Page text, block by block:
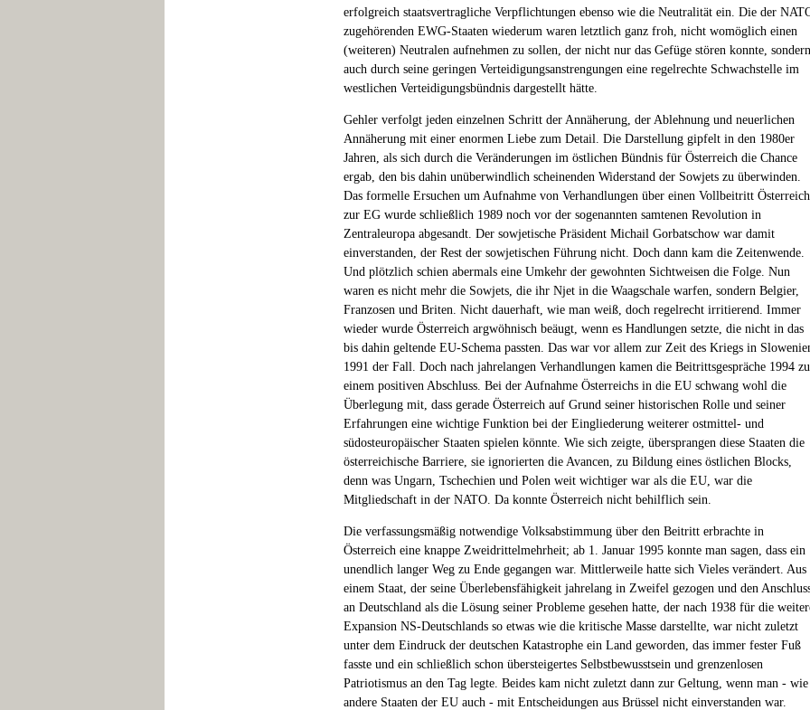
erfolgreich staatsvertragliche Verpflichtungen ebenso wie die Neutralität ein. Die der
zugehörenden EWG-Staaten wiederum waren letztlich ganz froh, nicht womöglich einen
(weiteren) Neutralen aufnehmen zu sollen, der nicht nur das Gefüge stören konnte, sondern
auch durch seine geringen Verteidigungsanstrengungen eine regelrechte Schwachstelle im
westlichen Verteidigungsbündnis dargestellt hätte.
Gehler verfolgt jeden einzelnen Schritt der Annäherung, der Ablehnung und neuerlichen
Annäherung mit einer enormen Liebe zum Detail. Die Darstellung gipfelt in den 1980er
Jahren, als sich durch die Veränderungen im östlichen Bündnis für Österreich die Chance
ergab, den bis dahin unüberwindlich scheinenden Widerstand der Sowjets zu überwinden.
Das formelle Ersuchen um Aufnahme von Verhandlungen über einen Vollbeitritt
zur EG wurde schließlich 1989 noch vor der sogenannten samtenen Revolution in
Zentraleuropa abgesandt. Der sowjetische Präsident Michail Gorbatschow war damit
einverstanden, der Rest der sowjetischen Führung nicht. Doch dann kam die Zeitenwende.
Und plötzlich schien abermals eine Umkehr der gewohnten Sichtweisen die Folge. Nun
waren es nicht mehr die Sowjets, die ihr Njet in die Waagschale warfen, sondern Belgier,
Franzosen und Briten. Nicht dauerhaft, wie man weiß, doch regelrecht irritierend. Immer
wieder wurde Österreich argwöhnisch beäugt, wenn es Handlungen setzte, die nicht in das
bis dahin geltende EU-Schema passten. Das war vor allem zur Zeit des Kriegs in
1991 der Fall. Doch nach jahrelangen Verhandlungen kamen die Beitrittsgespräche 1994 zu
einem positiven Abschluss. Bei der Aufnahme Österreichs in die EU schwang wohl die
Überlegung mit, dass gerade Österreich auf Grund seiner historischen Rolle und seiner
Erfahrungen eine wichtige Funktion bei der Eingliederung weiterer ostmittel- und
südosteuropäischer Staaten spielen könnte. Wie sich zeigte, übersprangen diese Staaten die
österreichische Barriere, sie ignorierten die Avancen, zu Bildung eines östlichen Blocks,
denn was Ungarn, Tschechien und Polen weit wichtiger war als die EU, war die
Mitgliedschaft in der NATO. Da konnte Österreich nicht behilflich sein.
Die verfassungsmäßig notwendige Volksabstimmung über den Beitritt erbrachte in
Österreich eine knappe Zweidrittelmehrheit; ab 1. Januar 1995 konnte man sagen, dass ein
unendlich langer Weg zu Ende gegangen war. Mittlerweile hatte sich Vieles verändert. Aus
einem Staat, der seine Überlebensfähigkeit jahrelang in Zweifel gezogen und den
an Deutschland als die Lösung seiner Probleme gesehen hatte, der nach 1938 für die
Expansion NS-Deutschlands so etwas wie die kritische Masse darstellte, war nicht zuletzt
unter dem Eindruck der deutschen Katastrophe ein Land geworden, das immer fester Fuß
fasste und ein schließlich schon übersteigertes Selbstbewusstsein und grenzenlosen
Patriotismus an den Tag legte. Beides kam nicht zuletzt dann zur Geltung, wenn man - wie
andere Staaten der EU auch - mit Entscheidungen aus Brüssel nicht einverstanden war.